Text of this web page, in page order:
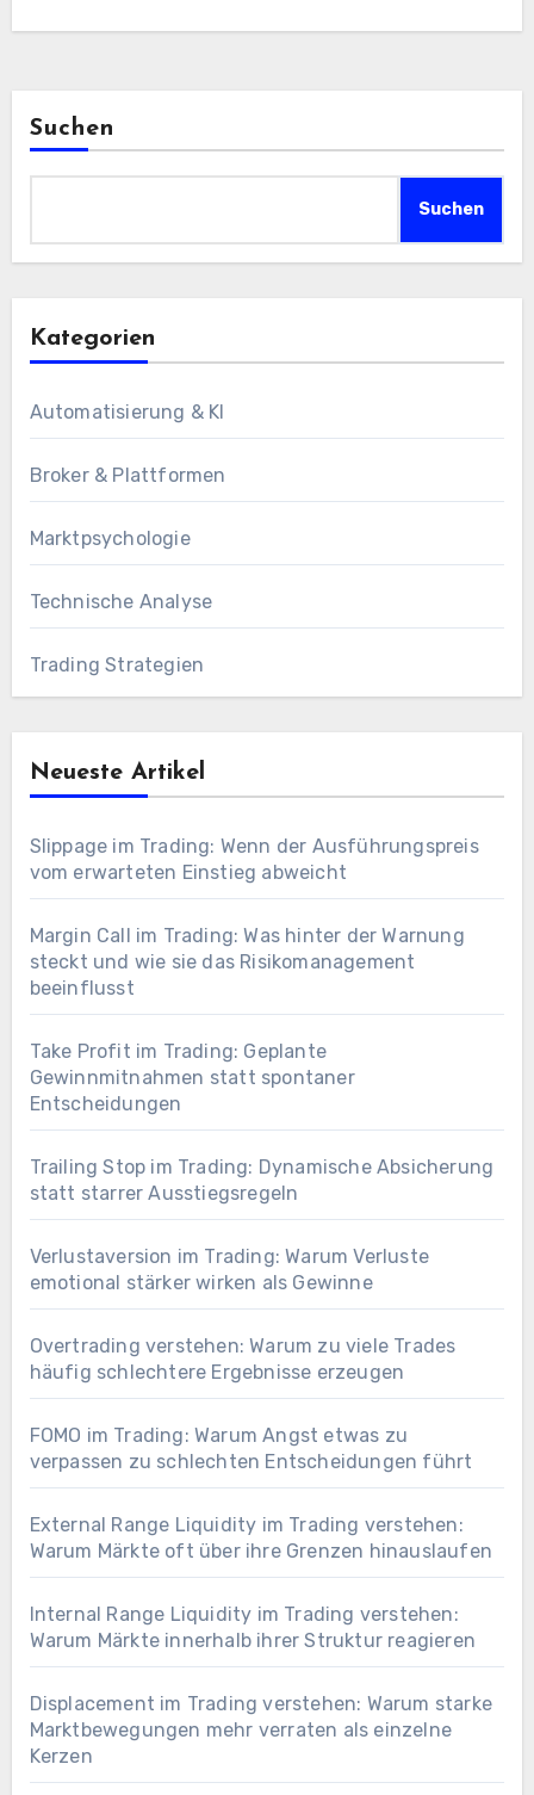
Suchen
Suchen
Kategorien
Automatisierung & KI
Broker & Plattformen
Marktpsychologie
Technische Analyse
Trading Strategien
Neueste Artikel
Slippage im Trading: Wenn der Ausführungspreis
vom erwarteten Einstieg abweicht
Margin Call im Trading: Was hinter der Warnung
steckt und wie sie das Risikomanagement
beeinflusst
Take Profit im Trading: Geplante
Gewinnmitnahmen statt spontaner
Entscheidungen
Trailing Stop im Trading: Dynamische Absicherung
statt starrer Ausstiegsregeln
Verlustaversion im Trading: Warum Verluste
emotional stärker wirken als Gewinne
Overtrading verstehen: Warum zu viele Trades
häufig schlechtere Ergebnisse erzeugen
FOMO im Trading: Warum Angst etwas zu
verpassen zu schlechten Entscheidungen führt
External Range Liquidity im Trading verstehen:
Warum Märkte oft über ihre Grenzen hinauslaufen
Internal Range Liquidity im Trading verstehen:
Warum Märkte innerhalb ihrer Struktur reagieren
Displacement im Trading verstehen: Warum starke
Marktbewegungen mehr verraten als einzelne
Kerzen